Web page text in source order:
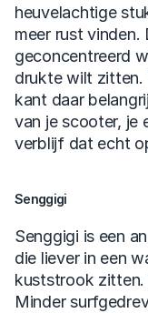
heuvelachtige
meer rust vinden.
geconcentreerd
drukte wilt zitten.
kant daar
van je scooter, je
verblijf dat echt
Senggigi
Senggigi is een
die liever in een
kuststrook zitten.
Minder